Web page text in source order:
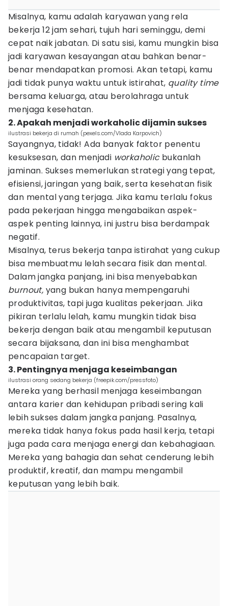
Misalnya, kamu adalah karyawan yang rela
bekerja 12 jam sehari, tujuh hari seminggu, demi
cepat naik jabatan. Di satu sisi, kamu mungkin bisa
jadi karyawan kesayangan atau bahkan benar-
benar mendapatkan promosi. Akan tetapi, kamu
jadi tidak punya waktu untuk istirahat, quality time
bersama keluarga, atau berolahraga untuk
menjaga kesehatan.
2. Apakah menjadi workaholic dijamin sukses
ilustrasi bekerja di rumah (pexels.com/Vlada Karpovich)
Sayangnya, tidak! Ada banyak faktor penentu
kesuksesan, dan menjadi workaholicbukanlah
jaminan. Sukses memerlukan strategi yang tepat,
efisiensi, jaringan yang baik, serta kesehatan fisik
dan mental yang terjaga. Jika kamu terlalu fokus
pada pekerjaan hingga mengabaikan aspek-
aspek penting lainnya, ini justru bisa berdampak
negatif.
Misalnya, terus bekerja tanpa istirahat yang cukup
bisa membuatmu lelah secara fisik dan mental.
Dalam jangka panjang, ini bisa menyebabkan
burnout, yang bukan hanya mempengaruhi
produktivitas, tapi juga kualitas pekerjaan. Jika
pikiran terlalu lelah, kamu mungkin tidak bisa
bekerja dengan baik atau mengambil keputusan
secara bijaksana, dan ini bisa menghambat
pencapaian target.
3. Pentingnya menjaga keseimbangan
ilustrasi orang sedang bekerja (freepik.com/pressfoto)
Mereka yang berhasil menjaga keseimbangan
antara karier dan kehidupan pribadi sering kali
lebih sukses dalam jangka panjang. Pasalnya,
mereka tidak hanya fokus pada hasil kerja, tetapi
juga pada cara menjaga energi dan kebahagiaan.
Mereka yang bahagia dan sehat cenderung lebih
produktif, kreatif, dan mampu mengambil
keputusan yang lebih baik.